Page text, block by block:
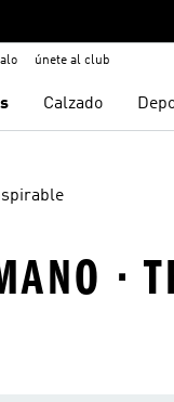
únete al club
Calzado
·